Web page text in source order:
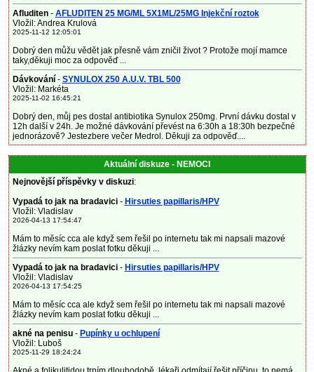
Afluditen- AFLUDITEN 25 MG/ML 5X1ML/25MG Injekční roztok
Vložil: Andrea Krulová
2025-11-12 12:05:01
Dobrý den můžu vědět jak přesně vám zničil život ? Protože mojí mamce
taky,děkuji moc za odpověď ...
Dávkování - SYNULOX 250 A.U.V. TBL 500
Vložil: Markéta
2025-11-02 16:45:21
Dobrý den, můj pes dostal antibiotika Synulox 250mg. První dávku dostal v
12h další v 24h. Je možné dávkování převést na 6:30h a 18:30h bezpečné
jednorázově? Jestezbere večer Medrol. Děkuji za odpověď....
Aktuální diskuze - NEMOCI
Nejnovější příspěvky v diskuzi:
Vypadá to jak na bradavici - Hirsuties papillaris/HPV
Vložil: Vladislav
2026-04-13 17:54:47
Mám to měsíc cca ale když sem řešil po internetu tak mi napsali mazové
žlázky nevím kam poslat fotku děkuji ...
Vypadá to jak na bradavici - Hirsuties papillaris/HPV
Vložil: Vladislav
2026-04-13 17:54:25
Mám to měsíc cca ale když sem řešil po internetu tak mi napsali mazové
žlázky nevím kam poslat fotku děkuji ...
akné na penisu- Pupínky u ochlupení
Vložil: Luboš
2025-11-29 18:24:24